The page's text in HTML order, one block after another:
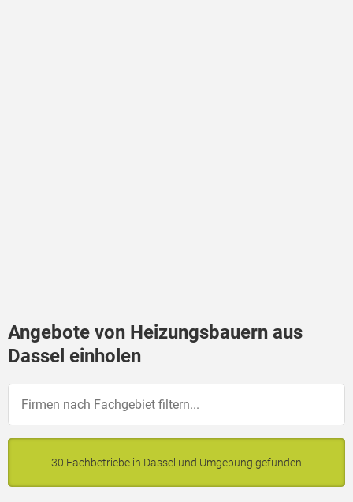
Angebote von Heizungsbauern aus
Dassel einholen
30 Fachbetriebe in Dassel und Umgebung gefunden